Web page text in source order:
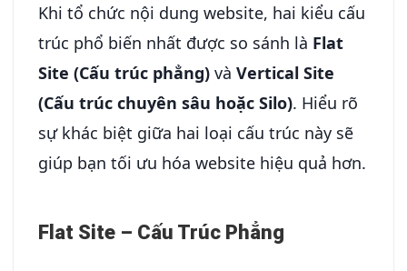
Khi tổ chức nội dung website, hai kiểu cấu
trúc phổ biến nhất được so sánh là Flat
Site (Cấu trúc phẳng) và Vertical Site
(Cấu trúc chuyên sâu hoặc Silo). Hiểu rõ
sự khác biệt giữa hai loại cấu trúc này sẽ
giúp bạn tối ưu hóa website hiệu quả hơn.
Flat Site – Cấu Trúc Phẳng